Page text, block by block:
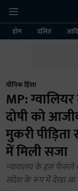
होम दलित
यौनिक हिंसा
MP:
दोषी को
मुकरी
में मिली सजा
न्यायालय के इस फैसले
संदेश के रूप में देखा जा